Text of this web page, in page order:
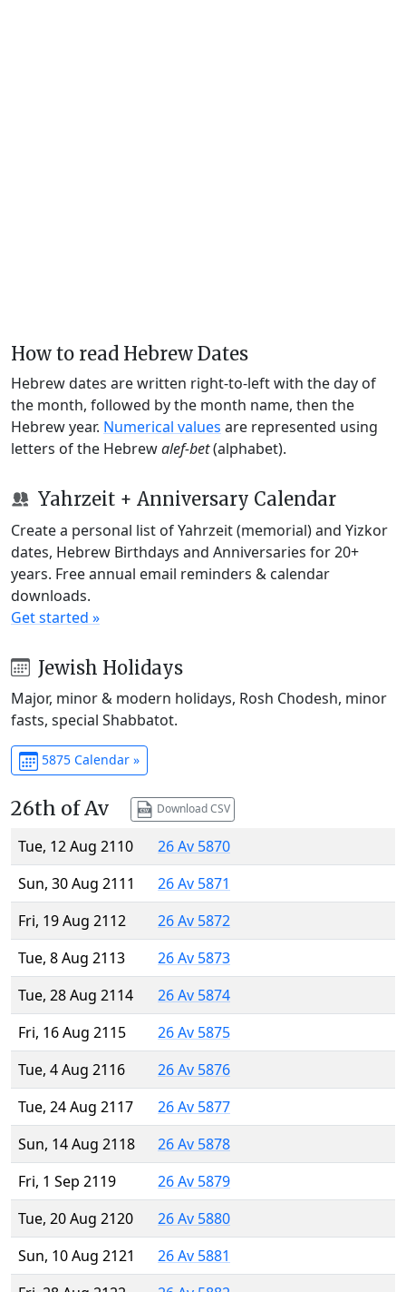
How to read Hebrew Dates
Hebrew dates are written right-to-left with the day of
the month, followed by the month name, then the
Hebrew year. Numerical values are represented using
letters of the Hebrewalef-bet(alphabet).
Yahrzeit + Anniversary Calendar
Create a personal list of Yahrzeit (memorial) and Yizkor
dates, Hebrew Birthdays and Anniversaries for 20+
years. Free annual email reminders & calendar
downloads.
Get started »
Jewish Holidays
Major, minor & modern holidays, Rosh Chodesh, minor
fasts, special Shabbatot.
5875 Calendar »
26th of Av Download CSV
Tue, 12 Aug 2110
26 Av 5870
Sun, 30 Aug 2111
26 Av 5871
Fri, 19 Aug 2112
26 Av 5872
Tue, 8 Aug 2113
26 Av 5873
Tue, 28 Aug 2114
26 Av 5874
Fri, 16 Aug 2115
26 Av 5875
Tue, 4 Aug 2116
26 Av 5876
Tue, 24 Aug 2117
26 Av 5877
Sun, 14 Aug 2118
26 Av 5878
Fri, 1 Sep 2119
26 Av 5879
Tue, 20 Aug 2120
26 Av 5880
Sun, 10 Aug 2121
26 Av 5881